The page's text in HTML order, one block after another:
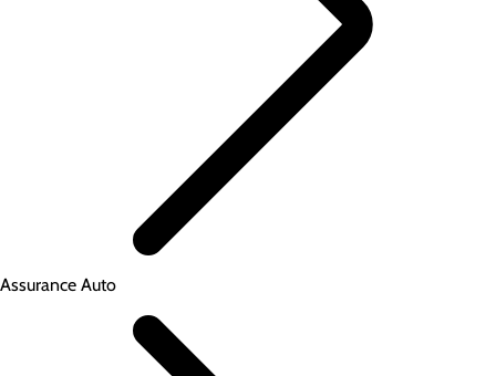
Assurance Auto